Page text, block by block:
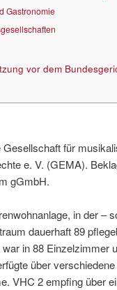
Gastronomie
vor dem
für
e. V. (GEMA).
gGmbH.
in der –
dauerhaft 89
in 88 Einzelzimmer
über
VHC 2 empfing über